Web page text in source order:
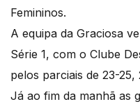
Femininos.
A equipa da Graciosa
Série 1, com o Clube
pelos parciais de 23-25,
Já ao fim da manhã as